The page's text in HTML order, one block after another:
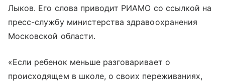
Лыков. Его слова приводит РИАМО со ссылкой на
пресс-службу министерства здравоохранения
Московской области.
«Если ребенок меньше разговаривает о
происходящем в школе, о своих переживаниях,